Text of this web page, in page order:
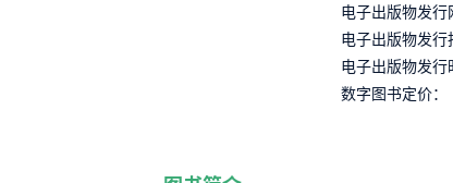
电子出版物发行
电子出版物发行
电子出版物发行
数字图书定价：